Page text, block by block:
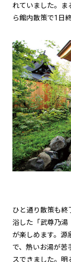
れていました。ま
ら館内散策で1日
ひと通り散策も終
浴した「武尊乃湯
が楽しめます。源
で、熱いお湯が苦
スできました。明